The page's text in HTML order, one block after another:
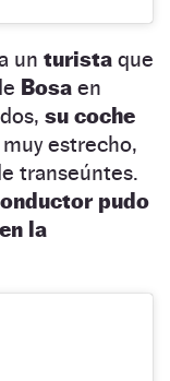
un turista que
Bosa en
su coche
estrecho,
transeúntes.
pudo
la